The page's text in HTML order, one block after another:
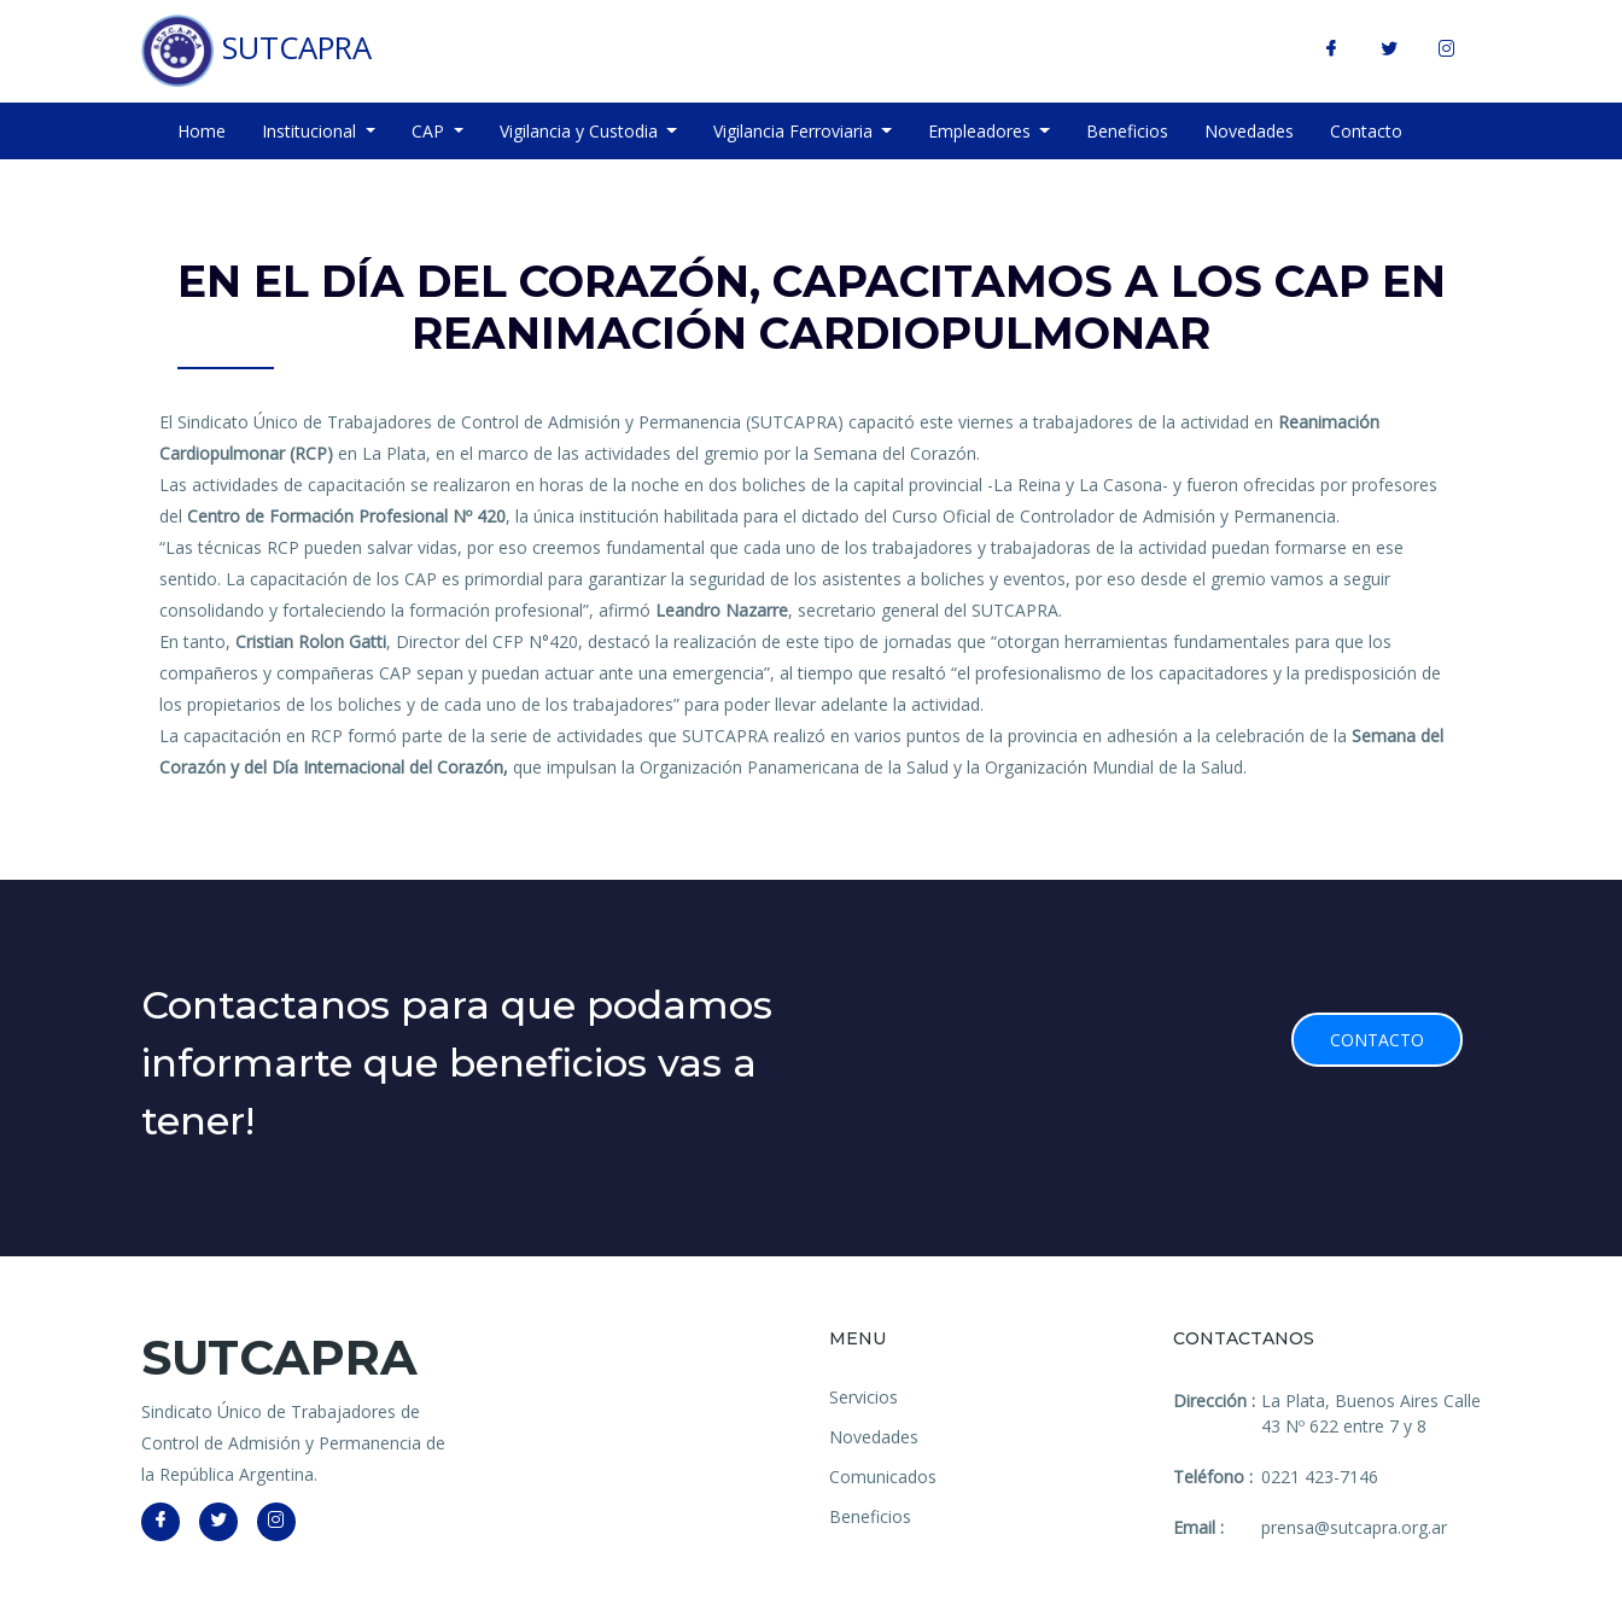
SUTCAPRA
Home Institucional CAP Vigilancia y Custodia Vigilancia Ferroviaria Empleadores Beneficios Novedades Contacto
EN EL DÍA DEL CORAZÓN, CAPACITAMOS A LOS CAP EN
REANIMACIÓN CARDIOPULMONAR
El Sindicato Único de Trabajadores de Control de Admisión y Permanencia (SUTCAPRA) capacitó este viernes a trabajadores de la actividad en Reanimación
Cardiopulmonar (RCP) en La Plata, en el marco de las actividades del gremio por la Semana del Corazón.
Las actividades de capacitación se realizaron en horas de la noche en dos boliches de la capital provincial -La Reina y La Casona- y fueron ofrecidas por profesores
del Centro de Formación Profesional Nº 420, la única institución habilitada para el dictado del Curso Oficial de Controlador de Admisión y Permanencia.
“Las técnicas RCP pueden salvar vidas, por eso creemos fundamental que cada uno de los trabajadores y trabajadoras de la actividad puedan formarse en ese
sentido. La capacitación de los CAP es primordial para garantizar la seguridad de los asistentes a boliches y eventos, por eso desde el gremio vamos a seguir
consolidando y fortaleciendo la formación profesional”, afirmó Leandro Nazarre, secretario general del SUTCAPRA.
En tanto, Cristian Rolon Gatti, Director del CFP N°420, destacó la realización de este tipo de jornadas que “otorgan herramientas fundamentales para que los
compañeros y compañeras CAP sepan y puedan actuar ante una emergencia”, al tiempo que resaltó “el profesionalismo de los capacitadores y la predisposición de
los propietarios de los boliches y de cada uno de los trabajadores” para poder llevar adelante la actividad.
La capacitación en RCP formó parte de la serie de actividades que SUTCAPRA realizó en varios puntos de la provincia en adhesión a la celebración de la Semana del
Corazón y del Día Internacional del Corazón, que impulsan la Organización Panamericana de la Salud y la Organización Mundial de la Salud.
Contactanos para que podamos
informarte que beneficios vas a
tener!
CONTACTO
SUTCAPRA
Sindicato Único de Trabajadores de
Control de Admisión y Permanencia de
la República Argentina.
MENU
Servicios
Novedades
Comunicados
Beneficios
CONTACTANOS
Dirección : La Plata, Buenos Aires Calle
43 Nº 622 entre 7 y 8
Teléfono : 0221 423-7146
Email : prensa@sutcapra.org.ar